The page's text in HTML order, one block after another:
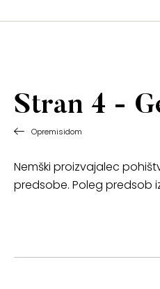
Stran 4 -
Opremisidom
Nemški proizvajalec
predsobe. Poleg predsob